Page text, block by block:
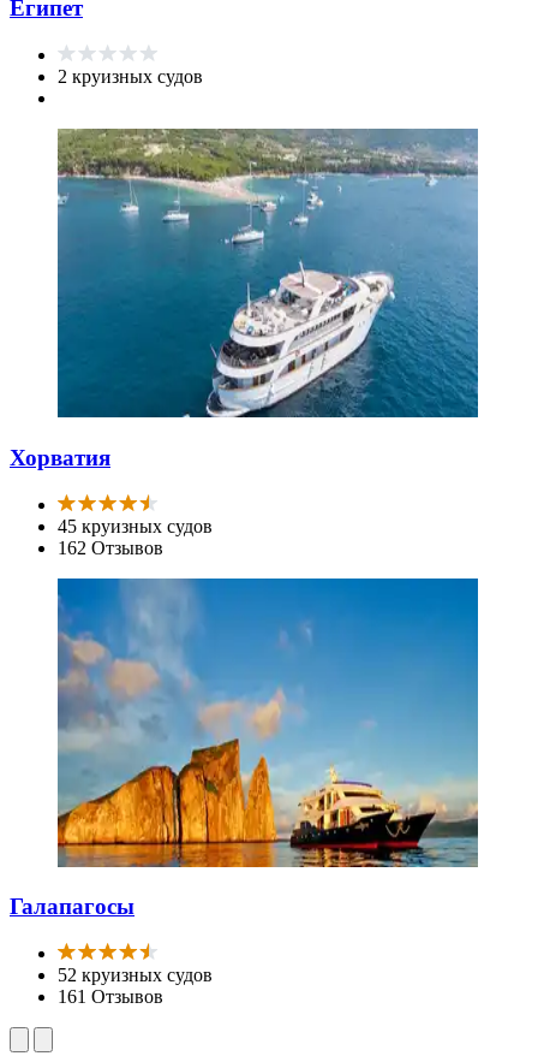
Египет
2 круизных судов
Хорватия
45 круизных судов
162 Отзывов
Галапагосы
52 круизных судов
161 Отзывов